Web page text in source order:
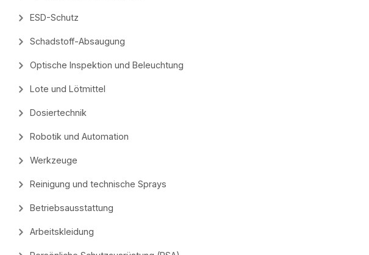
ESD-Schutz
Schadstoff-Absaugung
Optische Inspektion und Beleuchtung
Lote und Lötmittel
Dosiertechnik
Robotik und Automation
Werkzeuge
Reinigung und technische Sprays
Betriebsausstattung
Arbeitskleidung